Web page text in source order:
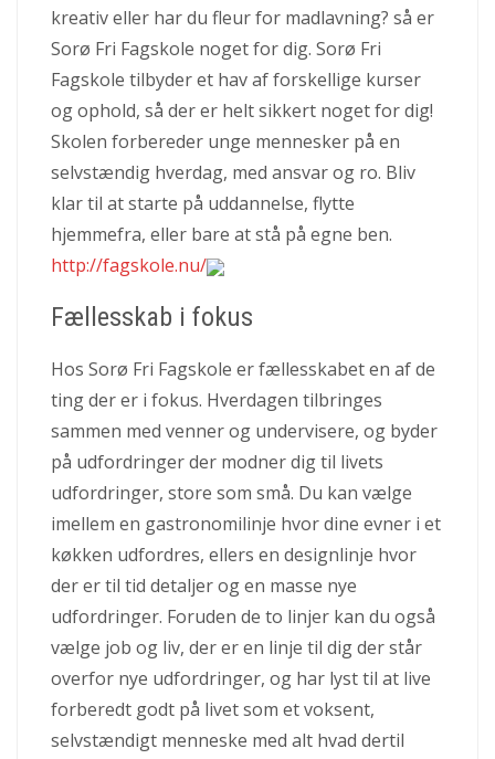
kreativ eller har du fleur for madlavning? så er
Sorø Fri Fagskole noget for dig. Sorø Fri
Fagskole tilbyder et hav af forskellige kurser
og ophold, så der er helt sikkert noget for dig!
Skolen forbereder unge mennesker på en
selvstændig hverdag, med ansvar og ro. Bliv
klar til at starte på uddannelse, flytte
hjemmefra, eller bare at stå på egne ben.
http://fagskole.nu/
Fællesskab i fokus
Hos Sorø Fri Fagskole er fællesskabet en af de
ting der er i fokus. Hverdagen tilbringes
sammen med venner og undervisere, og byder
på udfordringer der modner dig til livets
udfordringer, store som små. Du kan vælge
imellem en gastronomilinje hvor dine evner i et
køkken udfordres, ellers en designlinje hvor
der er til tid detaljer og en masse nye
udfordringer. Foruden de to linjer kan du også
vælge job og liv, der er en linje til dig der står
overfor nye udfordringer, og har lyst til at live
forberedt godt på livet som et voksent,
selvstændigt menneske med alt hvad dertil